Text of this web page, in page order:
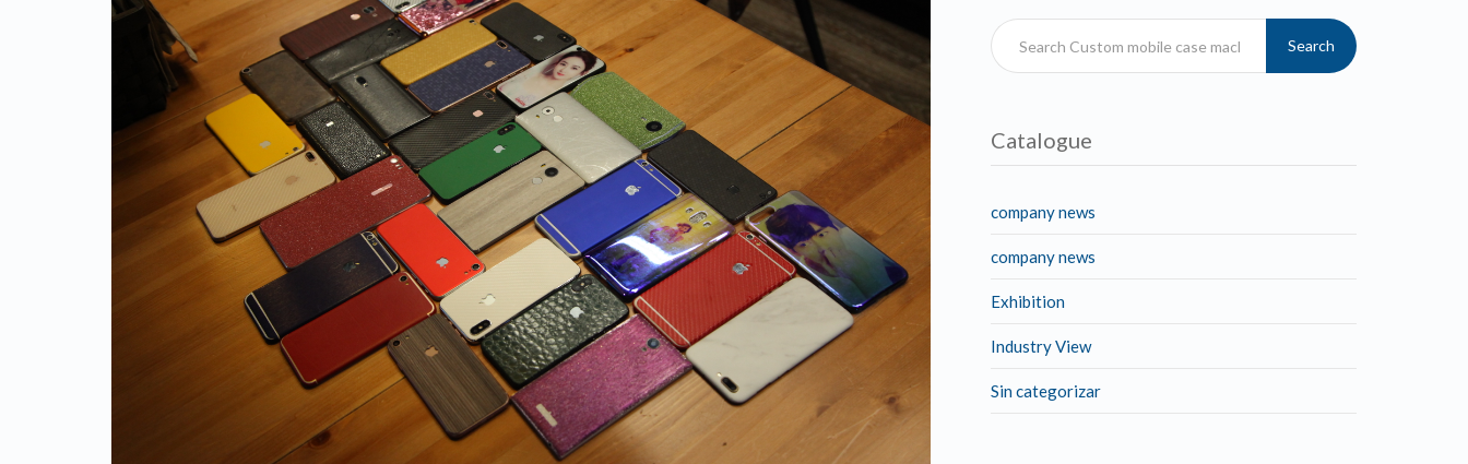
Search
Catalogue
company news
company news
Exhibition
Industry View
Sin categorizar